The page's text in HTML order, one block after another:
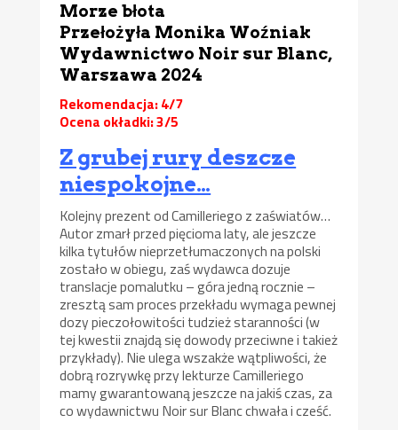
Morze błota
Przełożyła Monika Woźniak
Wydawnictwo Noir sur Blanc,
Warszawa 2024
Rekomendacja: 4/7
Ocena okładki: 3/5
Z grubej rury deszcze
niespokojne…
Kolejny prezent od Camilleriego z zaświatów…
Autor zmarł przed pięcioma laty, ale jeszcze
kilka tytułów nieprzetłumaczonych na polski
zostało w obiegu, zaś wydawca dozuje
translacje pomalutku – góra jedną rocznie –
zresztą sam proces przekładu wymaga pewnej
dozy pieczołowitości tudzież staranności (w
tej kwestii znajdą się dowody przeciwne i takież
przykłady). Nie ulega wszakże wątpliwości, że
dobrą rozrywkę przy lekturze Camilleriego
mamy gwarantowaną jeszcze na jakiś czas, za
co wydawnictwu Noir sur Blanc chwała i cześć.